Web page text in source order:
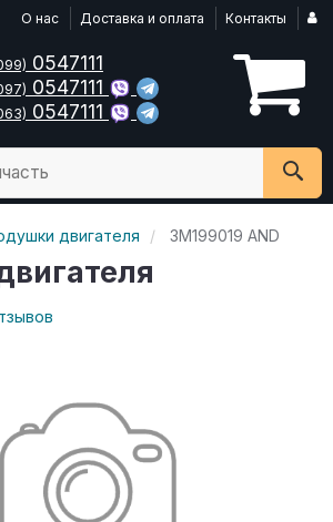
О нас Доставка и оплата Контакты
0547111
0547111
0547111
двигателя 3M199019 AND